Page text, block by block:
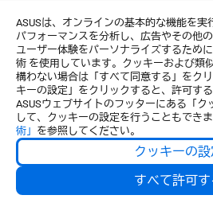
ASUSは、オンラインの基本的な機能を実
パフォーマンスを分析し、広告やその他
ユーザー体験をパーソナライズするため
術 を使用しています。クッキーおよび類
構わない場合は「すべて同意する」をク
キーの設定」をクリックすると、許可す
ASUSウェブサイトのフッターにある「ク
して、クッキーの設定を行うこともできま
術」 を参照してください。
クッキーの
すべて許可す
Japan / 日本語
© ASUSTeK Computer Inc. All rights
ご利用条件
個人情報保護方針